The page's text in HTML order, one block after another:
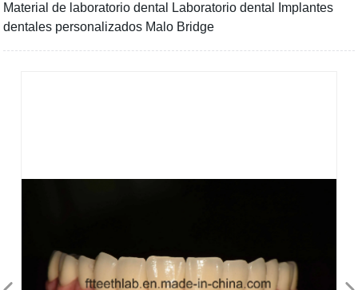
Material de laboratorio dental Laboratorio dental Implantes
dentales personalizados Malo Bridge